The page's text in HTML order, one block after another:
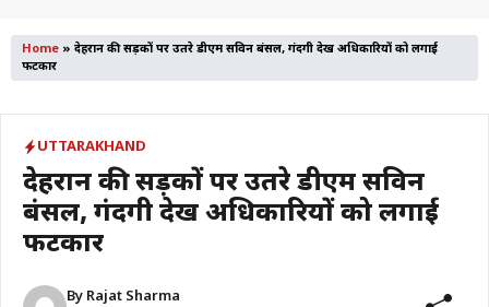
Home » देहरादून की सड़कों पर उतरे डीएम सविन बंसल, गंदगी देख अधिकारियों को लगाई
फटकार
UTTARAKHAND
देहरादून की सड़कों पर उतरे डीएम सविन
बंसल, गंदगी देख अधिकारियों को लगाई
फटकार
By Rajat Sharma